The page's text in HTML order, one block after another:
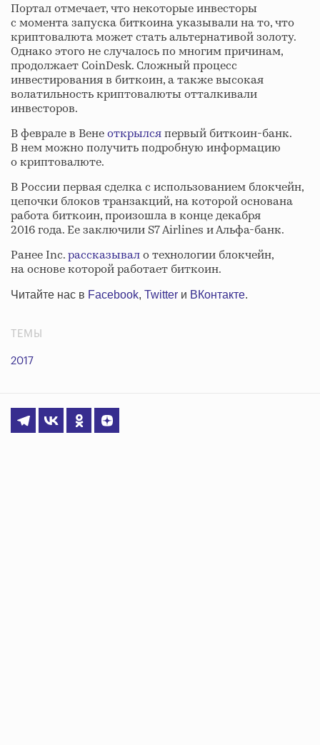
Портал отмечает, что некоторые инвесторы
с момента запуска биткоина указывали на то, что
криптовалюта может стать альтернативой золоту.
Однако этого не случалось по многим причинам,
продолжает CoinDesk. Сложный процесс
инвестирования в биткоин, а также высокая
волатильность криптовалюты отталкивали
инвесторов.
В феврале в Венеоткрылсяпервый биткоин-банк.
В нем можно получить подробную информацию
о криптовалюте.
В России первая сделка с использованием блокчейн,
цепочки блоков транзакций, на которой основана
работа биткоин, произошла в конце декабря
2016 года. Ее заключили S7 Airlines и Альфа-банк.
Ранее Inc.рассказывало технологии блокчейн,
на основе которой работает биткоин.
Читайте нас в Facebook, Twitter и ВКонтакте.
ТЕМЫ
2017